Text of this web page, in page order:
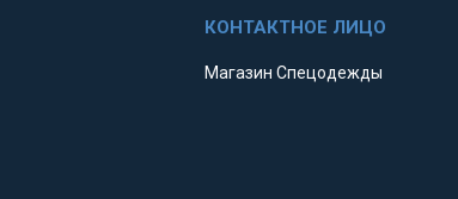
Магазин Спецодежды